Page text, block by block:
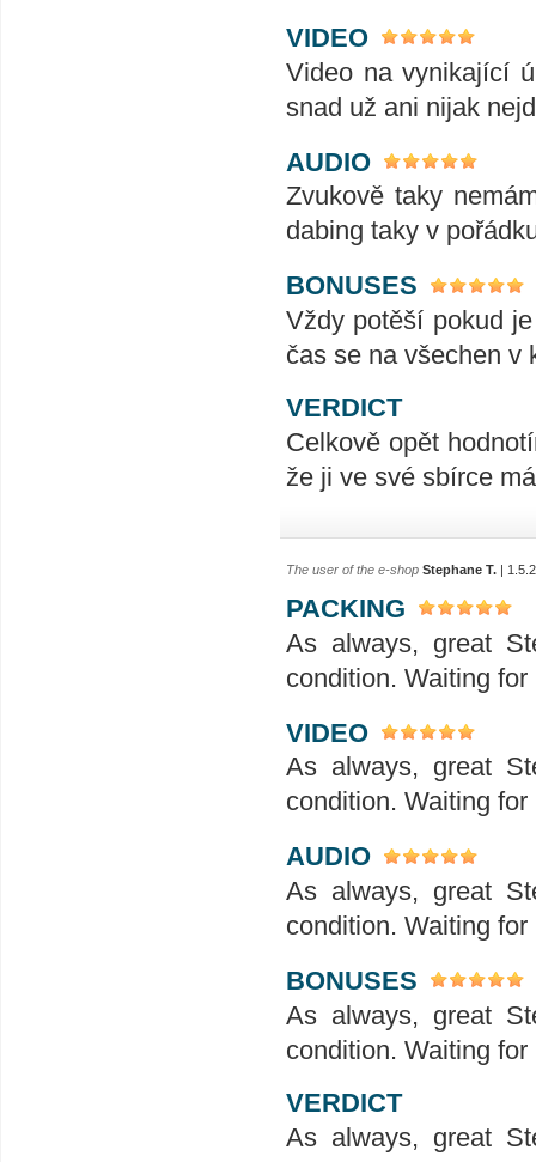
VIDEO
Video na vynikající
snad už ani nijak
AUDIO
Zvukově taky
dabing taky v
BONUSES
Vždy potěší pokud
čas se na všechen v
VERDICT
Celkově opět
že ji ve své sbírce
The user of the e-shop Stephane T. |
PACKING
As always, great
condition. Waiting
VIDEO
As always, great
condition. Waiting
AUDIO
As always, great
condition. Waiting
BONUSES
As always, great
condition. Waiting
VERDICT
As always, great